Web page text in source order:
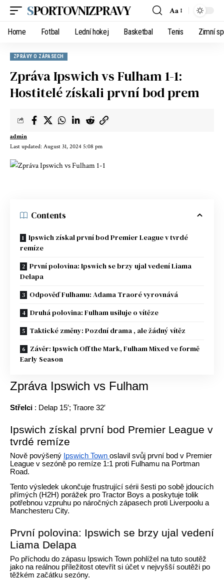
SPORTOVNIZPRAVY Aa
Home Fotbal Lední hokej Basketbal Tenis Zimní
ZPRÁVY O ZÁPASECH
Zpráva Ipswich vs Fulham 1-1:
Hostitelé získali první bod prem
Last updated: August 31, 2024 5:08 pm
admin
Contents
Ipswich získal první bod Premier League v tvrdé
remíze
První polovina: Ipswich se brzy ujal vedení Liama
Delapa
Odpověď Fulhamu: Adama Traoré vyrovnává
Druhá polovina: Fulham usiluje o vítěze
Taktické změny: Pozdní drama , ale žádný vítěz
Závěr: Ipswich Off the Mark, Fulham Mixed ve formě
Early Season
Zpráva Ipswich vs Fulham
Střelci : Delap 15′; Traore 32′
Ipswich získal první bod Premier League v
tvrdé remíze
Nově povýšený Ipswich Town oslavil svůj první bod v Premier
League v sezóně po remíze 1:1 proti Fulhamu na Portman
Road.
Tento výsledek ukončuje frustrující sérii šesti po sobě jdoucích
přímých (H2H) porážek pro Tractor Boys a poskytuje tolik
potřebnou vzpruhu po náročných zápasech proti Liverpoolu a
Manchesteru City.
První polovina: Ipswich se brzy ujal vedení
Liama Delapa
Po příchodu do zápasu Ipswich Town pohlížel na tuto soutěž
jako na reálnou příležitost otevřít si účet v nejvyšší soutěži po
těžkém začátku sezóny.